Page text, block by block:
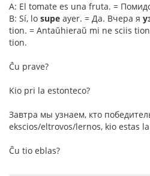
A: El tomate es una fruta. =
B: Sí, lo supe ayer. = Да. Вчера я
tion. = Antaŭhieraŭ mi ne sciis
tion.
Ĉu prave?
Kio pri la estonteco?
Завтра мы узнаем, кто
ekscios/eltrovos/lernos, kio estas
Ĉu tio eblas?